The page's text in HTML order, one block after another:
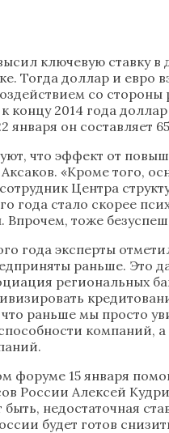
ключевую ставку в
Тогда доллар и евро
со стороны
концу 2014 года
он составляет
что эффект от
«Кроме того,
Центра
года стало скорее
Впрочем, тоже
года эксперты
раньше. Это
региональных
раньше мы просто
компаний,
форуме 15 января
России Алексей
недостаточная
будет готов